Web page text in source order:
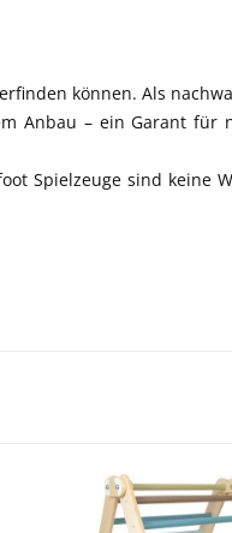
können. Als
Anbau – ein Garant
Spielzeuge sind keine